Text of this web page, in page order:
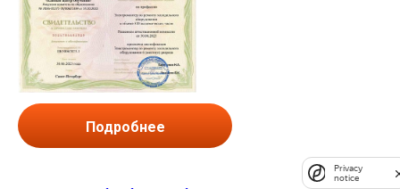
Подробнее
Privacy
notice